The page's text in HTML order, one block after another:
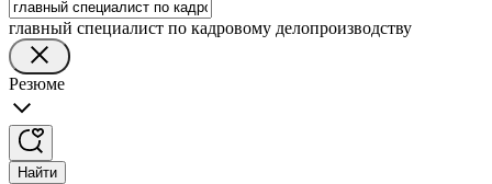
главный специалист по кадровому делопроизводству
Резюме
Найти